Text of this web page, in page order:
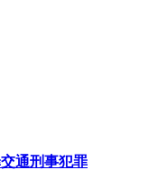
交通刑事犯罪